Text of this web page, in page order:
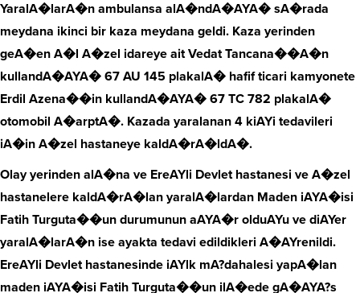
YaralA�larA�n ambulansa alA�ndA�AYA� sA�rada
meydana ikinci bir kaza meydana geldi. Kaza yerinden
geA�en A�l A�zel idareye ait Vedat Tancana��A�n
kullandA�AYA� 67 AU 145 plakalA� hafif ticari kamyonete
Erdil Azena��in kullandA�AYA� 67 TC 782 plakalA�
otomobil A�arptA�. Kazada yaralanan 4 kiAYi tedavileri
iA�in A�zel hastaneye kaldA�rA�ldA�.
Olay yerinden alA�na ve EreAYli Devlet hastanesi ve A�zel
hastanelere kaldA�rA�lan yaralA�lardan Maden iAYA�isi
Fatih Turguta��un durumunun aAYA�r olduAYu ve diAYer
yaralA�larA�n ise ayakta tedavi edildikleri A�AYrenildi.
EreAYli Devlet hastanesinde iAYlk mA?dahalesi yapA�lan
maden iAYA�isi Fatih Turguta��un ilA�ede gA�AYA?s